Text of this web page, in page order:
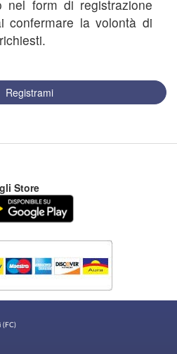
nel form di registrazione
confermare la volontà di
Registrami
Store
(FC)